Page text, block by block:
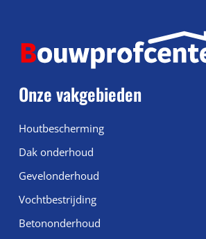
Onze vakgebieden
Houtbescherming
Dak onderhoud
Gevelonderhoud
Vochtbestrijding
Betononderhoud